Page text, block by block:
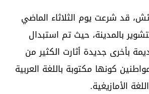
قد شرعت يوم الثلاثاء الماضي
بالمدينة، حيث تم استبدال
بأخرى جديدة أثارت الكثير من
كونها مكتوبة باللغة العربية
الأمازيغية.